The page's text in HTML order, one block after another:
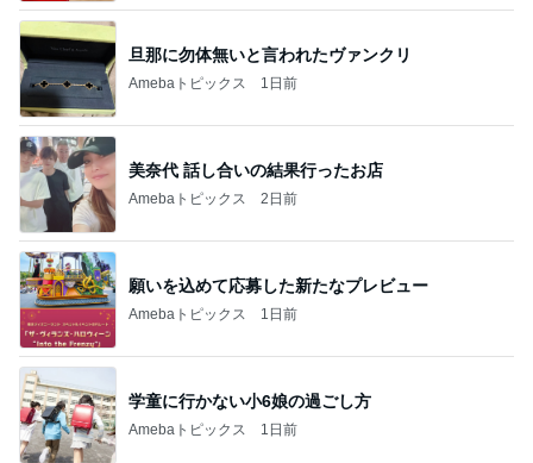
旦那に勿体無いと言われたヴァンクリ
Amebaトピックス 1日前
美奈代 話し合いの結果行ったお店
Amebaトピックス 2日前
願いを込めて応募した新たなプレビュー
Amebaトピックス 1日前
学童に行かない小6娘の過ごし方
Amebaトピックス 1日前